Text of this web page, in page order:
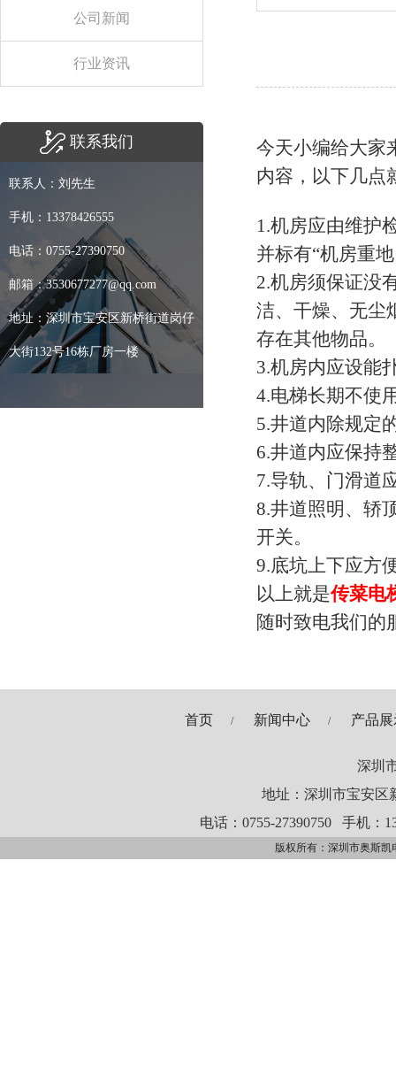
公司新闻
行业资讯
联系我们
联系人：刘先生
手机：13378426555
电话：0755-27390750
邮箱：3530677277@qq.com
地址：深圳市宝安区新桥街道岗仔
大街132号16栋厂房一楼
今天小编给大家
内容，以下几点
1.机房应由维护
并标有“机房重
2.机房须保证没
洁、干燥、无尘
存在其他物品。
3.机房内应设能
4.电梯长期不使
5.井道内除规定
6.井道内应保持
7.导轨、门滑道
8.井道照明、轿
开关。
9.底坑上下应方
以上就是传菜电
随时致电我们的
首页 / 新闻中心 / 产品
深圳
地址：深圳市宝安区
电话：0755-27390750手机：
版权所有：深圳市奥斯